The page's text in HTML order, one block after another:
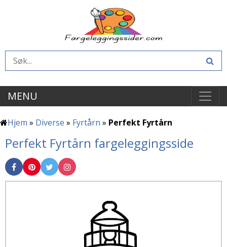
MENU
Hjem » Diverse » Fyrtårn » Perfekt Fyrtårn
Perfekt Fyrtårn fargeleggingsside